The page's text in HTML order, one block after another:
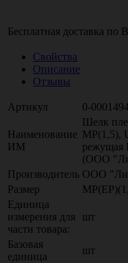
Бесплатная доставка по
Свойства
Описание
Отзывы
Артикул 0-
Наименование
ИМ
Шелк
МР(1,5),
режущая
(ООО
Производитель ООО
Размер
Единица
измерения для
части товара:
шт
Базовая
единица
шт